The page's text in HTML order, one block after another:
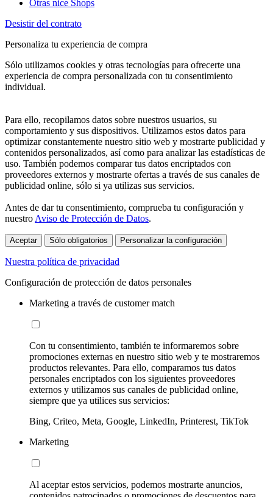
Otras nice Shops
Desistir del contrato
Personaliza tu experiencia de compra
Sólo utilizamos cookies y otras tecnologías para ofrecerte una
experiencia de compra personalizada con tu consentimiento
individual.
Para ello, recopilamos datos sobre nuestros usuarios, su
comportamiento y sus dispositivos. Utilizamos estos datos para
optimizar constantemente nuestro sitio web y mostrarte publicidad y
contenidos personalizados, así como para analizar las estadísticas de
uso. También podemos comparar tus datos encriptados con
proveedores externos y mostrarte ofertas a través de sus canales de
publicidad online, sólo si ya utilizas sus servicios.
Antes de dar tu consentimiento, comprueba tu configuración y
nuestro Aviso de Protección de Datos.
Aceptar Sólo obligatorios Personalizar la configuración
Nuestra política de privacidad
Configuración de protección de datos personales
Marketing a través de customer match
Con tu consentimiento, también te informaremos sobre
promociones externas en nuestro sitio web y te mostraremos
productos relevantes. Para ello, comparamos tus datos
personales encriptados con los siguientes proveedores
externos y utilizamos sus canales de publicidad online,
siempre que ya utilices sus servicios:
Bing, Criteo, Meta, Google, LinkedIn, Printerest, TikTok
Marketing
Al aceptar estos servicios, podemos mostrarte anuncios,